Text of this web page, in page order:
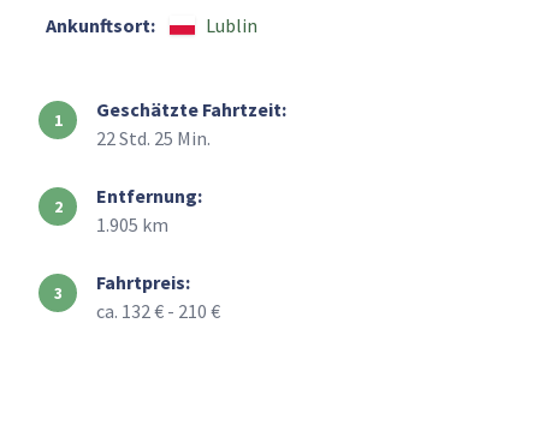
Ankunftsort:
Lublin
Geschätzte Fahrtzeit:
22 Std. 25 Min.
Entfernung:
1.905 km
Fahrtpreis:
ca. 132 € - 210 €